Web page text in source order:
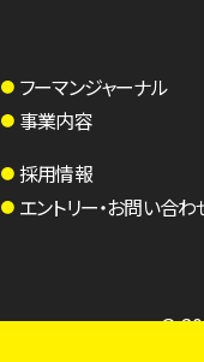
フーマンジャーナル
事業内容
採用情報
エントリー・お問い合わ
©